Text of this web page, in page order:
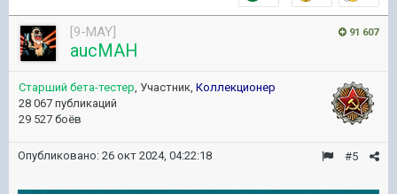
91 607
[9-MAY]
aucMAH
Старший бета-тестер, Участник, Коллекционер
28 067 публикаций
29 527 боёв
#5
Опубликовано: 26 окт 2024, 04:22:18